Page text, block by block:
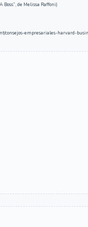
Boss”, de Melissa Raffoni)
consejos-empresariales-harvard-